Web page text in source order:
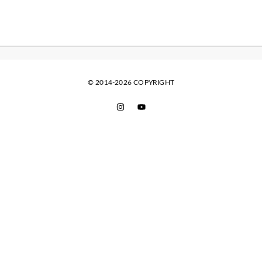
© 2014-2026 COPYRIGHT